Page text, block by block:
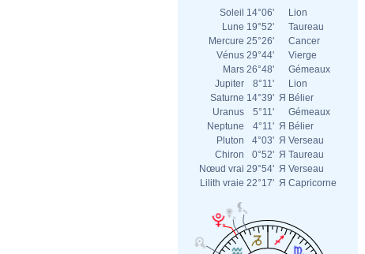
Soleil 14°06'
Lion
Lune 19°52'
Taureau
Mercure 25°26'
Cancer
Vénus 29°44'
Vierge
Mars 26°48'
Gémeaux
Jupiter
8°11'
Lion
Saturne 14°39' Я Bélier
Uranus
5°11'
Gémeaux
Neptune
4°11' Я Bélier
Pluton
4°03' Я Verseau
Chiron
0°52' Я Taureau
Nœud vrai 29°54' Я Verseau
Lilith vraie 22°17' Я Capricorne